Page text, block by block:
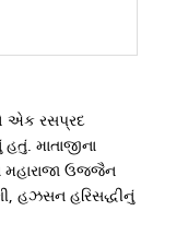
એક રસપ્રદ
માતાજીના
મહારાજા ઉજ્જૈન
હઝસન હરિસદ્ધીનું